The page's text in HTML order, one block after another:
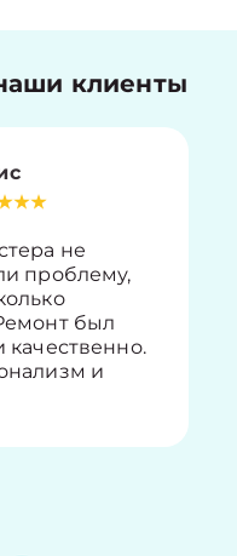
клиенты
не
проблему,
был
качественно.
и